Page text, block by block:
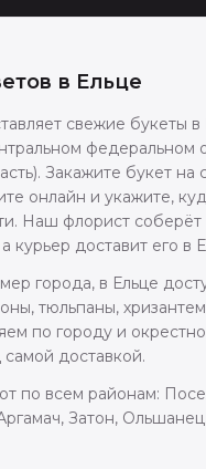
в Ельце
свежие букеты в
федеральном
Закажите букет на
онлайн и укажите,
Наш флорист соберёт
курьер доставит его в
города, в Ельце
тюльпаны,
по городу и
доставкой.
по всем районам:
Затон,